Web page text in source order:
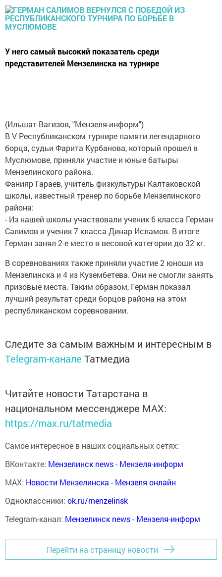
У него самый высокий показатель среди
представителей Мензелинска на турнире
(Ильшат Вагизов, "Мензеля-информ")
В V Республиканском турнире памяти легендарного
борца, судьи Фарита Курбанова, который прошел в
Муслюмове, приняли участие и юные батыры
Мензелинского района.
Фанияр Гараев, учитель физкультуры Калтаковской
школы, известный тренер по борьбе Мензелинского
района:
- Из нашей школы участвовали ученик 6 класса Герман
Салимов и ученик 7 класса Динар Исламов. В итоге
Герман занял 2-е место в весовой категории до 32 кг.
В соревнованиях также приняли участие 2 юноши из
Мензелинска и 4 из Кузембетева. Они не смогли занять
призовые места. Таким образом, Герман показал
лучший результат среди борцов района на этом
республиканском соревновании.
Следите за самым важным и интересным в
Telegram-канале Татмедиа
Читайте новости Татарстана в
национальном мессенджере MАХ:
https://max.ru/tatmedia
Самое интересное в наших социальных сетях:
ВКонтакте: Мензелинск news - Мензеля-информ
MAX: Новости Мензелинска - Мензеля онлайн
Одноклассники: ok.ru/menzelinsk
Telegram-канал: Мензелинск news - Мензеля-информ
Перейти на страницу новости